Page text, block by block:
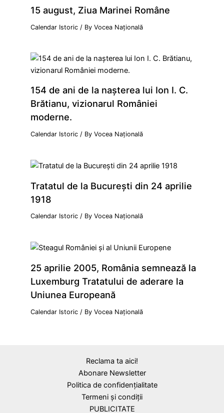
15 august, Ziua Marinei Române
Calendar Istoric / ByVocea Națională
154 de ani de la naşterea lui Ion I. C.
Brătianu, vizionarul României
moderne.
Calendar Istoric / ByVocea Națională
Tratatul de la Bucureşti din 24 aprilie
1918
Calendar Istoric / ByVocea Națională
25 aprilie 2005, România semnează la
Luxemburg Tratatului de aderare la
Uniunea Europeană
Calendar Istoric / ByVocea Națională
Reclama ta aici!
Abonare Newsletter
Politica de confidențialitate
Termeni și condiții
PUBLICITATE